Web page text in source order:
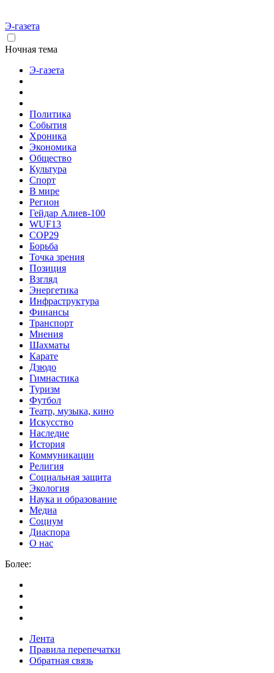
Э-газета
Ночная тема
Э-газета
Политика
События
Хроника
Экономика
Общество
Культура
Спорт
В мире
Регион
Гейдар Алиев-100
WUF13
COP29
Борьба
Точка зрения
Позиция
Взгляд
Энергетика
Инфраструктура
Финансы
Транспорт
Мнения
Шахматы
Карате
Дзюдо
Гимнастика
Туризм
Футбол
Театр, музыка, кино
Искусство
Наследие
История
Коммуникации
Религия
Социальная защита
Экология
Наука и образование
Медиа
Социум
Диаспора
О нас
Более:
Лента
Правила перепечатки
Обратная связь